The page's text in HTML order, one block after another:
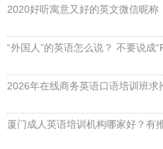
2020好听寓意又好的英文微信昵称
“外国人”的英语怎么说？ 不要说成
厦门成人英语培训机构哪家好？有